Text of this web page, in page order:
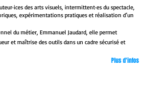
des arts visuels, intermittent·es du spectacle,
expérimentations pratiques et réalisation d’un
du métier, Emmanuel Jaudard, elle permet
et maîtrise des outils dans un cadre sécurisé et
Plus d'infos